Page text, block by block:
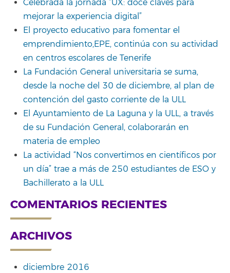
Celebrada la jornada “UX: doce claves para
mejorar la experiencia digital”
El proyecto educativo para fomentar el
emprendimiento,EPE, continúa con su actividad
en centros escolares de Tenerife
La Fundación General universitaria se suma,
desde la noche del 30 de diciembre, al plan de
contención del gasto corriente de la ULL
El Ayuntamiento de La Laguna y la ULL, a través
de su Fundación General, colaborarán en
materia de empleo
La actividad “Nos convertimos en científicos por
un día” trae a más de 250 estudiantes de ESO y
Bachillerato a la ULL
COMENTARIOS RECIENTES
ARCHIVOS
diciembre 2016